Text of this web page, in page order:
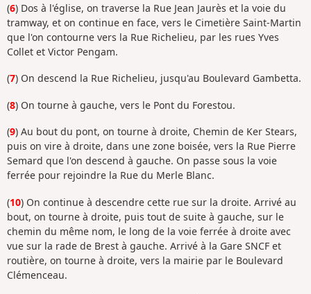
(6) Dos à l'église, on traverse la Rue Jean Jaurès et la voie du
tramway, et on continue en face, vers le Cimetière Saint-Martin
que l'on contourne vers la Rue Richelieu, par les rues Yves
Collet et Victor Pengam.
(7) On descend la Rue Richelieu, jusqu'au Boulevard Gambetta.
(8) On tourne à gauche, vers le Pont du Forestou.
(9) Au bout du pont, on tourne à droite, Chemin de Ker Stears,
puis on vire à droite, dans une zone boisée, vers la Rue Pierre
Semard que l'on descend à gauche. On passe sous la voie
ferrée pour rejoindre la Rue du Merle Blanc.
(10) On continue à descendre cette rue sur la droite. Arrivé au
bout, on tourne à droite, puis tout de suite à gauche, sur le
chemin du même nom, le long de la voie ferrée à droite avec
vue sur la rade de Brest à gauche. Arrivé à la Gare SNCF et
routière, on tourne à droite, vers la mairie par le Boulevard
Clémenceau.